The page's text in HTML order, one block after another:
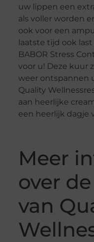
uw lippen een
als voller worden
ook voor een
laatste tijd ook last
BABOR Stress
voor u! Deze kuur
weer ontspannen
Quality
aan heerlijke
een heerlijk dagje
Meer
over
van